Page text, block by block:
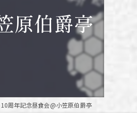
原伯爵亭
周年記念昼食会@小笠原伯爵亭